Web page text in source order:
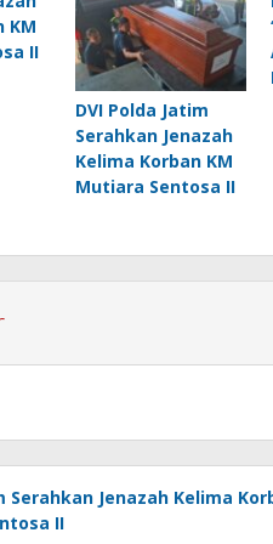
KM
II
DVI Polda Jatim
Serahkan Jenazah
Kelima Korban KM
Mutiara Sentosa II
Serahkan Jenazah Kelima
II